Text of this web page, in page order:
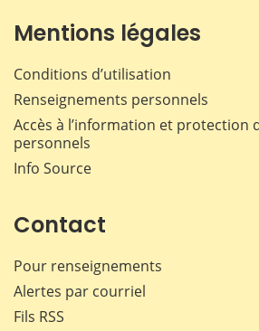
Mentions légales
Conditions d’utilisation
Renseignements personnels
Accès à l’information et protection
personnels
Info Source
Contact
Pour renseignements
Alertes par courriel
Fils RSS